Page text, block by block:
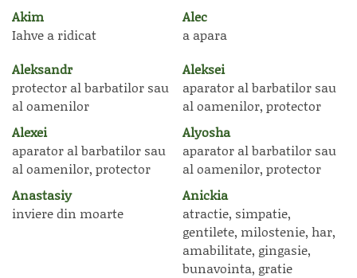
Akim
Iahve a ridicat
Alec
a apara
Aleksandr
protector al barbatilor sau
al oamenilor
Aleksei
aparator al barbatilor sau
al oamenilor, protector
Alexei
aparator al barbatilor sau
al oamenilor, protector
Alyosha
aparator al barbatilor sau
al oamenilor, protector
Anastasiy
inviere din moarte
Anickia
atractie, simpatie,
gentilete, milostenie, har,
amabilitate, gingasie,
bunavointa, gratie